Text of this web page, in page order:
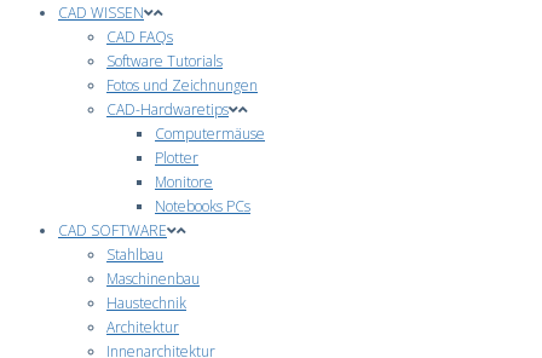
CAD WISSEN
CAD FAQs
Software Tutorials
Fotos und Zeichnungen
CAD-Hardwaretips
Computermäuse
Plotter
Monitore
Notebooks PCs
CAD SOFTWARE
Stahlbau
Maschinenbau
Haustechnik
Architektur
Innenarchitektur